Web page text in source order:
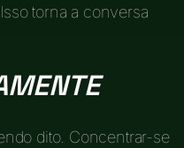
torna a conversa
dito. Concentrar-se